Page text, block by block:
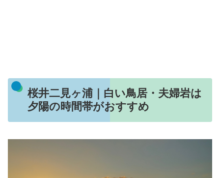
桜井二見ヶ浦｜白い鳥居・夫婦岩は
夕陽の時間帯がおすすめ